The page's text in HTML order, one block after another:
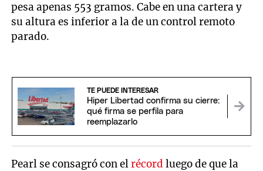
pesa apenas 553 gramos. Cabe en una cartera y
su altura es inferior a la de un control remoto
parado.
TE PUEDE INTERESAR
Hiper Libertad confirma su cierre:
qué firma se perfila para
reemplazarlo
Pearl se consagró con elrécord luego de que la